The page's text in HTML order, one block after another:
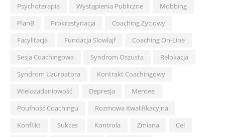
Psychoterapia
Wystąpienia Publiczne
Mobbing
PlanB
Prokrastynacja
Coaching Życiowy
Facylitacja
Fundacja Slowlajf
Coaching On-Line
Sesja Coachingowa
Syndrom Oszusta
Relokacja
Syndrom Uzurpatora
Kontrakt Coachingowy
Wielozadaniowość
Depresja
Mentee
Poufność Coachingu
Rozmowa Kwalifikacyjna
Konflikt
Sukces Kontrola Zmiana
Cel